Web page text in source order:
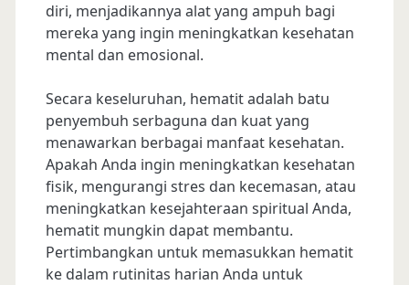
diri, menjadikannya alat yang ampuh bagi
mereka yang ingin meningkatkan kesehatan
mental dan emosional.
Secara keseluruhan, hematit adalah batu
penyembuh serbaguna dan kuat yang
menawarkan berbagai manfaat kesehatan.
Apakah Anda ingin meningkatkan kesehatan
fisik, mengurangi stres dan kecemasan, atau
meningkatkan kesejahteraan spiritual Anda,
hematit mungkin dapat membantu.
Pertimbangkan untuk memasukkan hematit
ke dalam rutinitas harian Anda untuk